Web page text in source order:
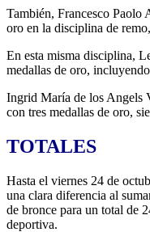
También, Francesco Paolo
oro en la disciplina de
En esta misma disciplina,
medallas de oro,
Ingrid María de los Angels
con tres medallas de oro,
TOTALES
Hasta el viernes 24 de
una clara diferencia al
de bronce para un total de
deportiva.